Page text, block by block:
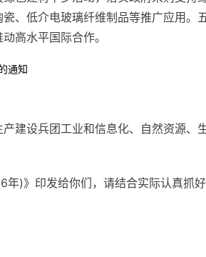
、低介电玻璃纤维制品等推广应用。
高水平国际合作。
通知
建设兵团工业和信息化、自然资源
)》印发给你们，请结合实际认真抓好